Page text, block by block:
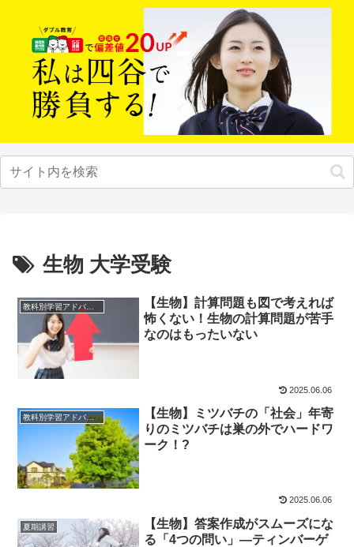
生物 大学受験
教科別学習アドバイス
【生物】計算問題も図で考えれば
怖くない！生物の計算問題が苦手
なのはもったいない
2025.06.06
教科別学習アドバイス
【生物】ミツバチの「社会」年寄
りのミツバチは巣の外でハードワ
ーク！?
2025.06.06
夏期講習
【生物】答案作成がスムーズにな
る「4つの問い」—ティンバーゲ